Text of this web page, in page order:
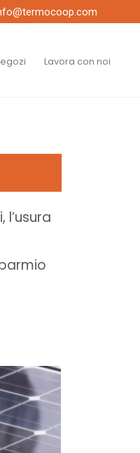
Lavora con noi